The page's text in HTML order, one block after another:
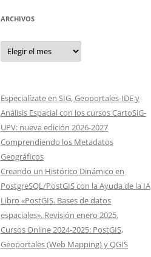
ARCHIVOS
Archivos
Especialízate en SIG, Geoportales-IDE y
Análisis Espacial con los cursos CartoSiG-
UPV: nueva edición 2026-2027
Comprendiendo los Metadatos
Geográficos
Creando un Histórico Dinámico en
PostgreSQL/PostGIS con la Ayuda de la IA
Libro «PostGIS. Bases de datos
espaciales». Revisión enero 2025.
Cursos Online 2024-2025: PostGIS,
Geoportales (Web Mapping) y QGIS